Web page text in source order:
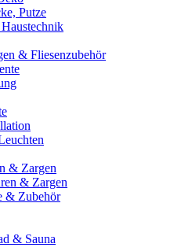
Putze
& Fliesenzubehör
& Zargen
& Zargen
& Zubehör
& Sauna